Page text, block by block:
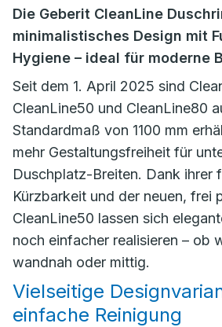
Die Geberit CleanLine
minimalistisches Design mit
Hygiene – ideal für moderne
Seit dem 1. April 2025 sind
CleanLine50 und CleanLine80
Standardmaß von 1100 mm
mehr Gestaltungsfreiheit für
Duschplatz-Breiten. Dank ihrer
Kürzbarkeit und der neuen, frei
CleanLine50 lassen sich
noch einfacher realisieren – ob
wandnah oder mittig.
Vielseitige
einfache Reinigung